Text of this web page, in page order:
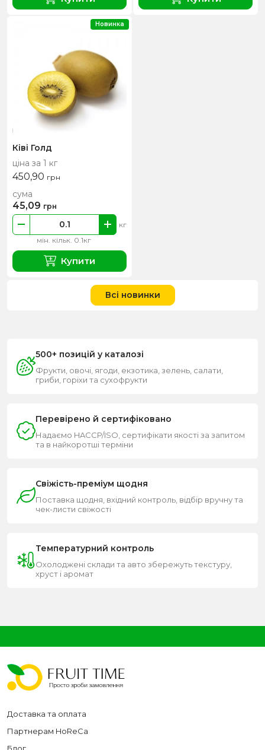
Ківі Голд
ціна за 1 кг
450,90 грн
мін. кільк. 0.1кг
кг
сума
45,09 грн
Купити
Новинка
Всі новинки
500+ позицій у каталозі
Фрукти, овочі, ягоди, екзотика, зелень, салати,
гриби, горіхи та сухофрукти
Перевірено й сертифіковано
Надаємо HACCP/ISO, сертифікати якості за запитом
та в найкоротші терміни
Свіжість-преміум щодня
Поставка щодня, вхідний контроль, відбір вручну та
чек-листи свіжості
Температурний контроль
Охолоджені склади та авто збережуть текстуру,
хруст і аромат
Доставка та оплата
Партнерам HoReCa